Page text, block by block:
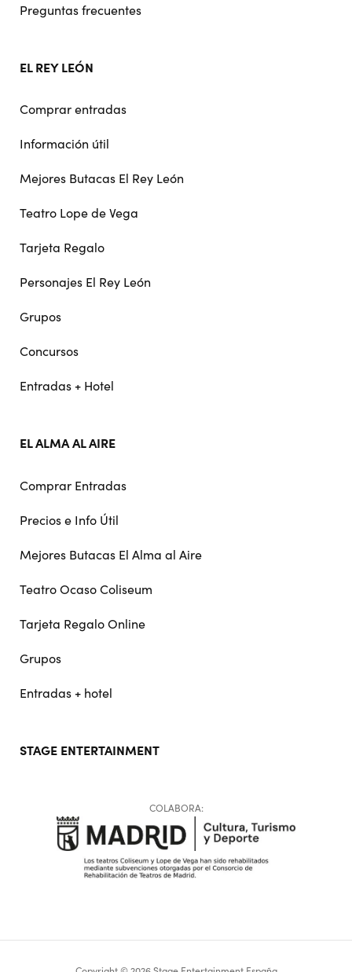
Preguntas frecuentes
EL REY LEÓN
Comprar entradas
Información útil
Mejores Butacas El Rey León
Teatro Lope de Vega
Tarjeta Regalo
Personajes El Rey León
Grupos
Concursos
Entradas + Hotel
EL ALMA AL AIRE
Comprar Entradas
Precios e Info Útil
Mejores Butacas El Alma al Aire
Teatro Ocaso Coliseum
Tarjeta Regalo Online
Grupos
Entradas + hotel
STAGE ENTERTAINMENT
COLABORA: